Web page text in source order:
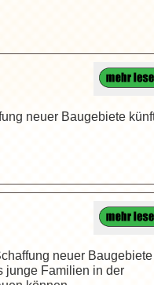
neuer Baugebiete
neuer Baugebiete
junge Familien in der